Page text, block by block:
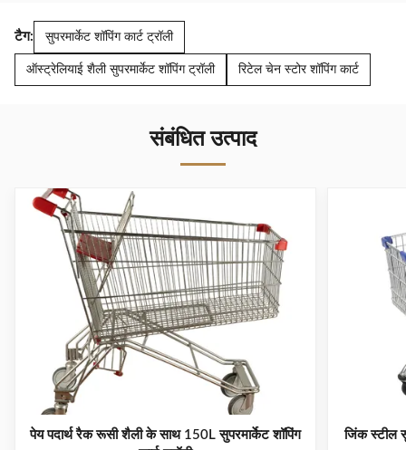
टैग: सुपरमार्केट शॉपिंग कार्ट ट्रॉली
ऑस्ट्रेलियाई शैली सुपरमार्केट शॉपिंग ट्रॉली रिटेल चेन स्टोर शॉपिंग कार्ट
संबंधित उत्पाद
पेय पदार्थ रैक रूसी शैली के साथ 150L सुपरमार्केट शॉपिंग
जिंक स्टील